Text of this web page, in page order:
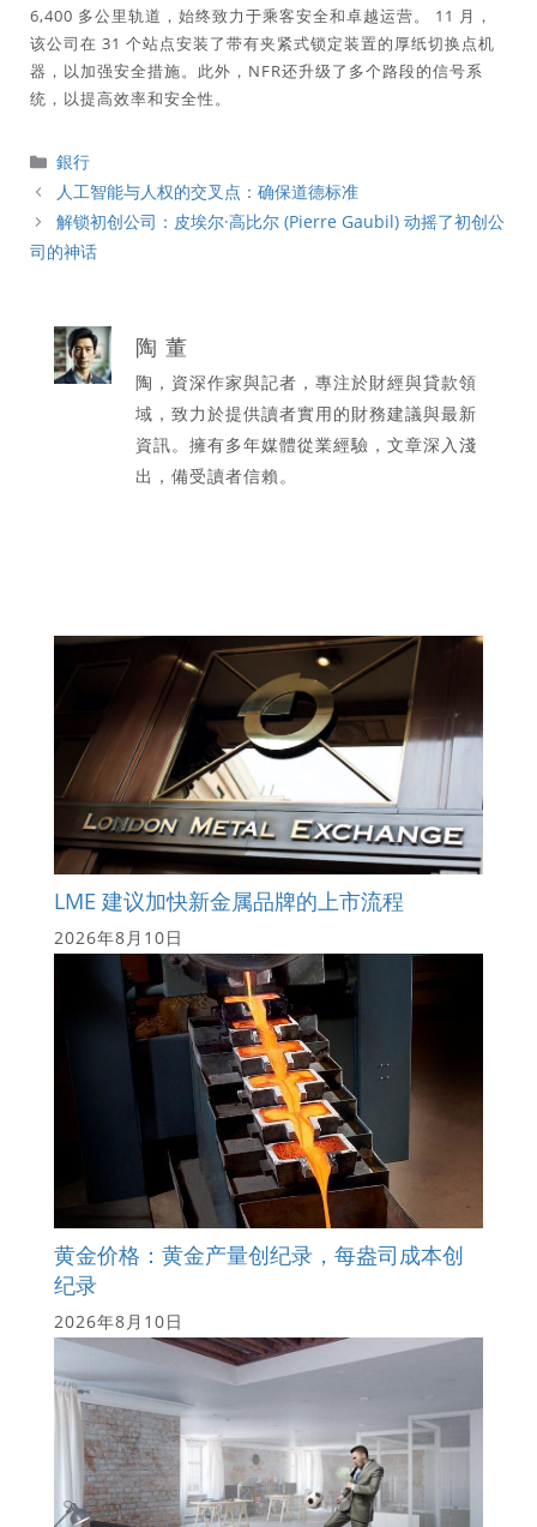
6,400 多公里轨道，始终致力于乘客安全和卓越运营。 11 月，
该公司在 31 个站点安装了带有夹紧式锁定装置的厚纸切换点机
器，以加强安全措施。此外，NFR还升级了多个路段的信号系
统，以提高效率和安全性。
分
類
銀行
人工智能与人权的交叉点：确保道德标准
解锁初创公司：皮埃尔·高比尔 (Pierre Gaubil) 动摇了初创公
司的神话
陶 董
陶，資深作家與記者，專注於財經與貸款領
域，致力於提供讀者實用的財務建議與最新
資訊。擁有多年媒體從業經驗，文章深入淺
出，備受讀者信賴。
LME 建议加快新金属品牌的上市流程
2026年8月10日
黄金价格：黄金产量创纪录，每盎司成本创
纪录
2026年8月10日